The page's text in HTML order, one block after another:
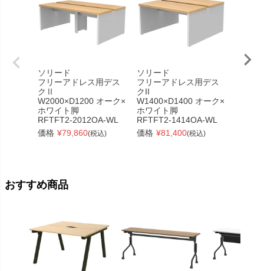
ソリード
フリーアドレス用デス
クⅡ
W2000×D1200 オーク×
ホワイト脚
RFTFT2-2012OA-WL
価格 ¥79,860(税込)
ソリード
フリーアドレス用デス
クII
W1400×D1400 オーク×
ホワイト脚
RFTFT2-1414OA-WL
価格 ¥81,400(税込)
おすすめ商品